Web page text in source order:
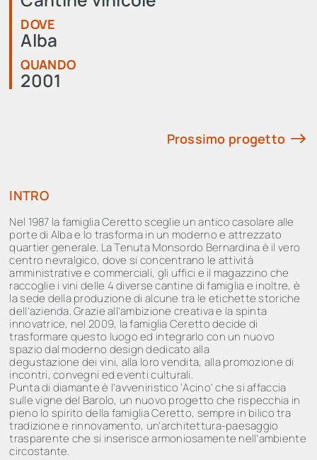
DOVE
Alba
QUANDO
2001
Prossimo progetto
INTRO
Nel 1987 la famiglia Ceretto sceglie un antico casolare alle
porte di Alba e lo trasforma in un moderno e attrezzato
quartier generale. La Tenuta Monsordo Bernardina è il vero
centro nevralgico, dove si concentrano le attività
amministrative e commerciali, gli uffici e il magazzino che
raccoglie i vini delle 4 diverse cantine di famiglia e inoltre, è
la sede della produzione di alcune tra le etichette storiche
dell’azienda. Grazie all’ambizione creativa e la spinta
innovatrice, nel 2009, la famiglia Ceretto decide di
trasformare questo luogo ed integrarlo con un nuovo
spazio dal moderno design dedicato alla
degustazione dei vini, alla loro vendita, alla promozione di
incontri, convegni ed eventi culturali.
Punta di diamante è l’avveniristico ‘Acino’ che si affaccia
sulle vigne del Barolo, un nuovo progetto che rispecchia in
pieno lo spirito della famiglia Ceretto, sempre in bilico tra
tradizione e rinnovamento, un’architettura-paesaggio
trasparente che si inserisce armoniosamente nell’ambiente
circostante.